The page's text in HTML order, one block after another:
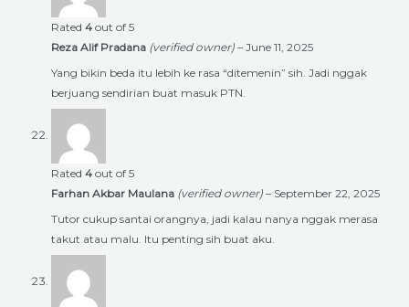
Rated 4 out of 5
Reza Alif Pradana (verified owner) – June 11, 2025
Yang bikin beda itu lebih ke rasa “ditemenin” sih. Jadi nggak
berjuang sendirian buat masuk PTN.
Rated 4 out of 5
Farhan Akbar Maulana (verified owner) – September 22, 2025
Tutor cukup santai orangnya, jadi kalau nanya nggak merasa
takut atau malu. Itu penting sih buat aku.